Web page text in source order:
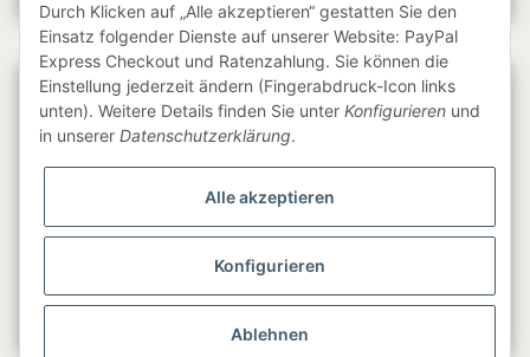
Gesetzliche Informationen
Durch Klicken auf „Alle akzeptieren“ gestatten Sie den
Einsatz folgender Dienste auf unserer Website: PayPal
Express Checkout und Ratenzahlung. Sie können die
Einstellung jederzeit ändern (Fingerabdruck-Icon links
unten). Weitere Details finden Sie unter Konfigurieren und
in unserer Datenschutzerklärung.
Alle akzeptieren
Konfigurieren
Ablehnen